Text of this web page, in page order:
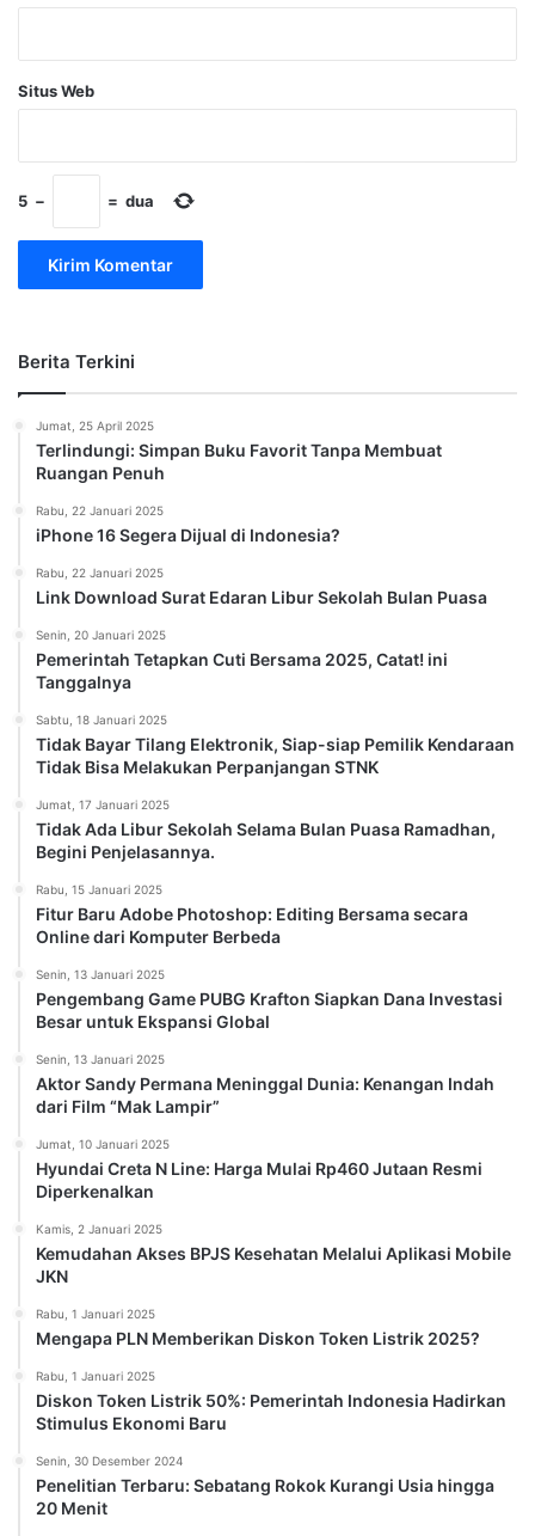
Situs Web
5 − = dua
Berita Terkini
Jumat, 25 April 2025
Terlindungi: Simpan Buku Favorit Tanpa Membuat
Ruangan Penuh
Rabu, 22 Januari 2025
iPhone 16 Segera Dijual di Indonesia?
Rabu, 22 Januari 2025
Link Download Surat Edaran Libur Sekolah Bulan Puasa
Senin, 20 Januari 2025
Pemerintah Tetapkan Cuti Bersama 2025, Catat! ini
Tanggalnya
Sabtu, 18 Januari 2025
Tidak Bayar Tilang Elektronik, Siap-siap Pemilik Kendaraan
Tidak Bisa Melakukan Perpanjangan STNK
Jumat, 17 Januari 2025
Tidak Ada Libur Sekolah Selama Bulan Puasa Ramadhan,
Begini Penjelasannya.
Rabu, 15 Januari 2025
Fitur Baru Adobe Photoshop: Editing Bersama secara
Online dari Komputer Berbeda
Senin, 13 Januari 2025
Pengembang Game PUBG Krafton Siapkan Dana Investasi
Besar untuk Ekspansi Global
Senin, 13 Januari 2025
Aktor Sandy Permana Meninggal Dunia: Kenangan Indah
dari Film “Mak Lampir”
Jumat, 10 Januari 2025
Hyundai Creta N Line: Harga Mulai Rp460 Jutaan Resmi
Diperkenalkan
Kamis, 2 Januari 2025
Kemudahan Akses BPJS Kesehatan Melalui Aplikasi Mobile
JKN
Rabu, 1 Januari 2025
Mengapa PLN Memberikan Diskon Token Listrik 2025?
Rabu, 1 Januari 2025
Diskon Token Listrik 50%: Pemerintah Indonesia Hadirkan
Stimulus Ekonomi Baru
Senin, 30 Desember 2024
Penelitian Terbaru: Sebatang Rokok Kurangi Usia hingga
20 Menit